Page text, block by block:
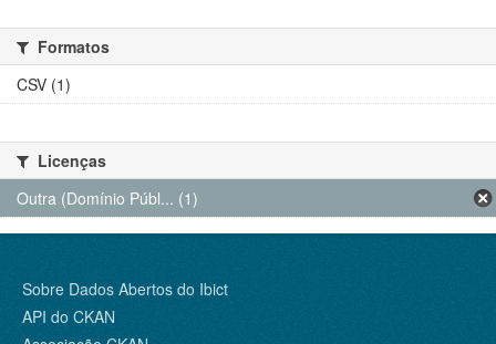
Formatos
CSV (1)
Licenças
Outra (Domínio Públ... (1)
Sobre Dados Abertos do Ibict
API do CKAN